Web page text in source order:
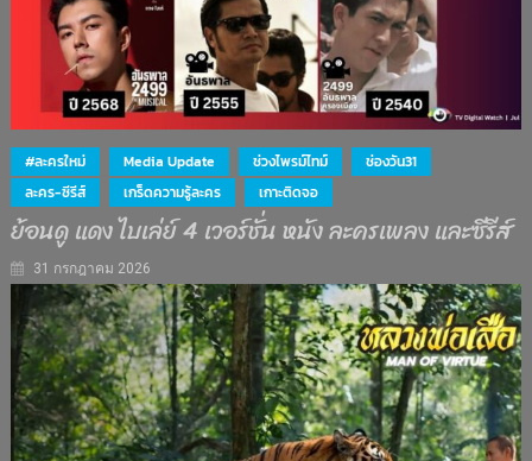
#ละครใหม่ Media Update ช่วงไพรม์ไทม์
ช่องวัน31
ละคร-ซีรีส์
เกร็ดความรู้ละคร เกาะติดจอ
ย้อนดู แดง ไบเล่ย์ 4 เวอร์ชั่น หนัง ละครเพลง และซีรีส์
31 กรกฎาคม 2026